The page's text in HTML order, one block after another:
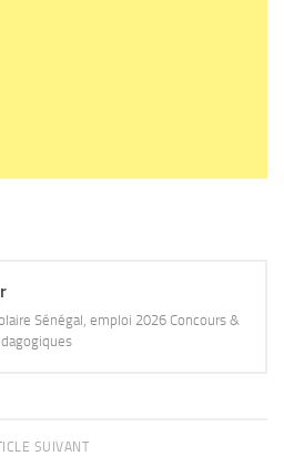
Sénégal, emploi 2026 Concours &
SUIVANT